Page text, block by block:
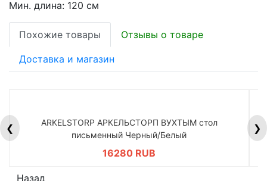
Мин. длина: 120 см
Похожие товары Отзывы о товаре
Доставка и магазин
❮
ARKELSTORP АРКЕЛЬСТОРП ВУХТЫМ стол
письменный Черный/Белый
16280 RUB
❯
Назад